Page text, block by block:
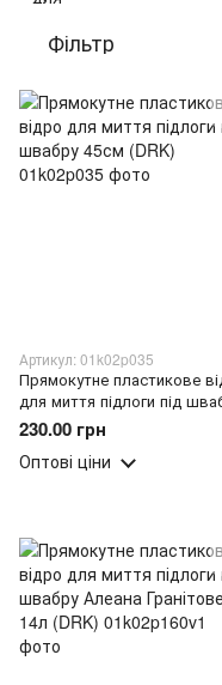
Фільтр
Артикул: 01k02p035
Прямокутне пластикове
для миття підлоги під
45см (DRK)
230.00 грн
Оптові ціни